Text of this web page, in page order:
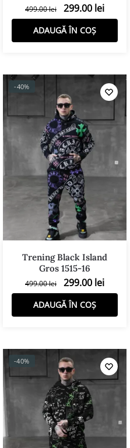
499.00lei 299.00 lei
ADAUGĂ ÎN COȘ
-40%
Trening Black Island
Gros 1515-16
499.00lei 299.00 lei
ADAUGĂ ÎN COȘ
-40%